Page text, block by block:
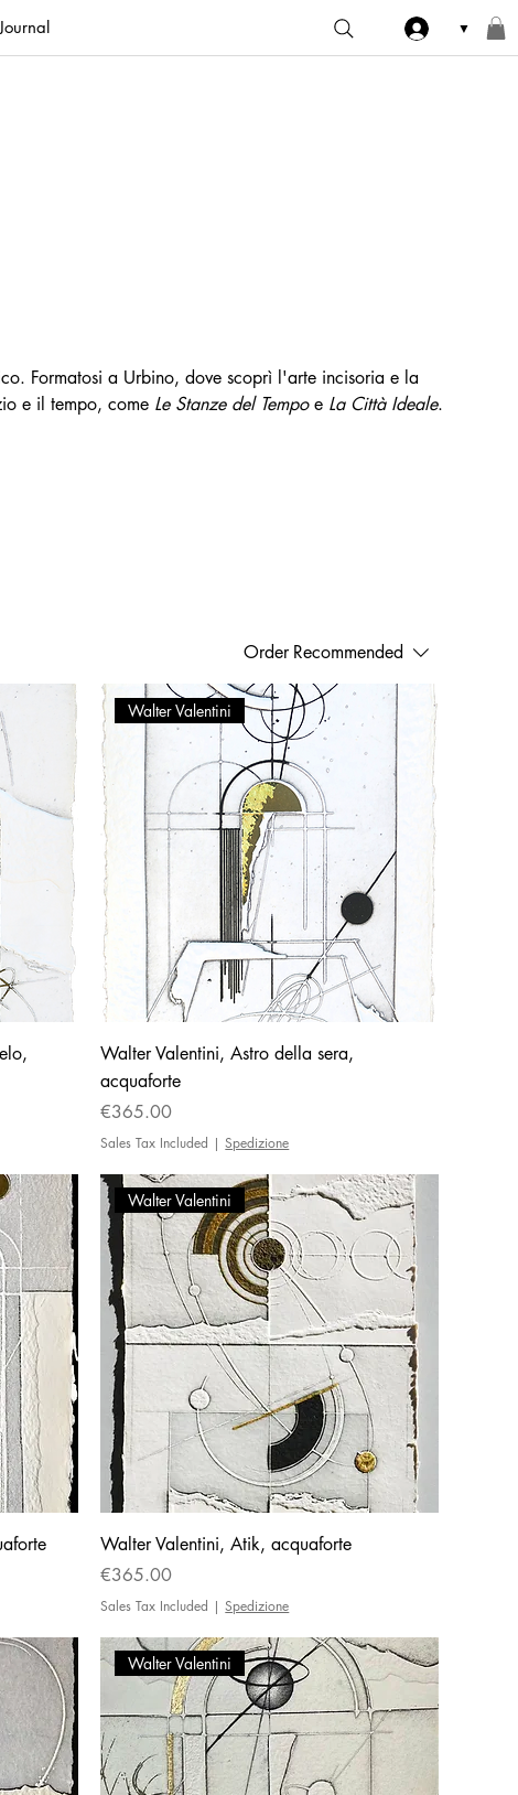
Journal ▼
Formatosi a Urbino, dove scoprì l'arte incisoria e la
e il tempo, come Le Stanze del Tempo e La Città Ideale.
Order Recommended
Walter Valentini
Walter Valentini, Astro della sera,
acquaforte
Price
€365.00
Sales Tax Included |Spedizione
Walter Valentini
Walter Valentini, Atik, acquaforte
Price
€365.00
Sales Tax Included |Spedizione
Walter Valentini